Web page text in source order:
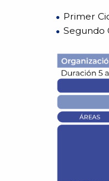
Primer
Segundo